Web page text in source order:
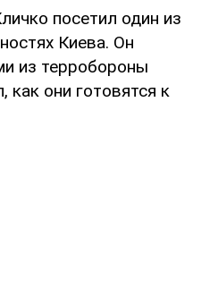
посетил один из
Киева. Он
из терробороны
как они готовятся к